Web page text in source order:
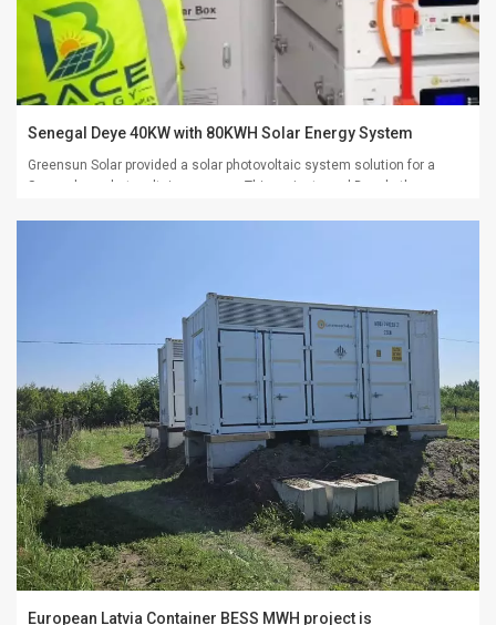
Senegal Deye 40KW with 80KWH Solar Energy System
Greensun Solar provided a solar photovoltaic system solution for a
Senegalese photovoltaic company. This project used Deye's three-
European Latvia Container BESS MWH project is